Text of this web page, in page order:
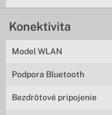
Konektivita
Model WLAN
Podpora Bluetooth
Bezdrôtové pripojenie